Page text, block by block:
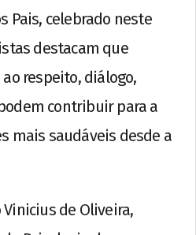
Pais, celebrado neste
destacam que
respeito, diálogo,
contribuir para a
mais saudáveis desde a
Vinicius de Oliveira,